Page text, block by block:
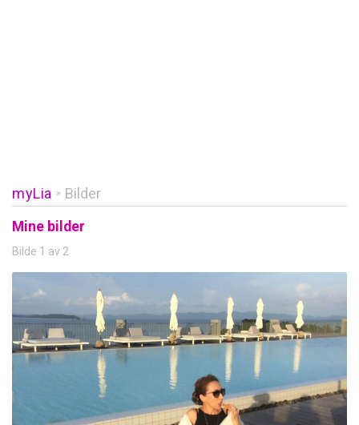
myLia » Bilder
Mine bilder
Bilde 1 av 2